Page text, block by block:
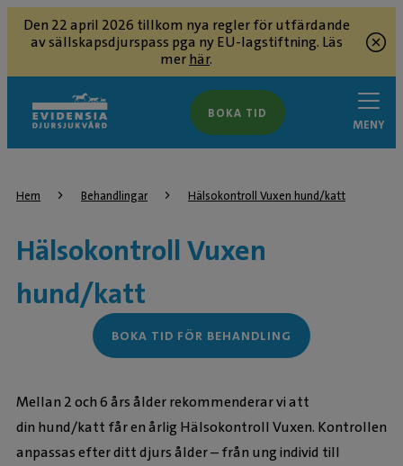
Den 22 april 2026 tillkom nya regler för utfärdande
av sällskapsdjurspass pga ny EU-lagstiftning. Läs
merhär.
BOKA TID
MENY
Hem Behandlingar Hälsokontroll Vuxen hund/katt
Hälsokontroll Vuxen
hund/katt
BOKA TID FÖR BEHANDLING
Mellan 2 och 6 års ålder rekommenderar vi att
din hund/katt får en årlig Hälsokontroll Vuxen. Kontrollen
anpassas efter ditt djurs ålder – från ung individ till